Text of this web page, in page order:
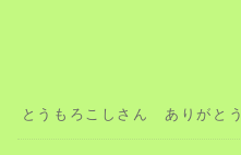
とうもろこしさん ありがとう